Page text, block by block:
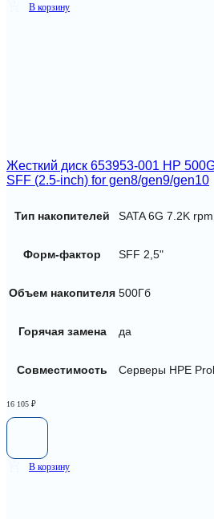
В корзину
Жесткий диск 653953-001 HP
SFF (2.5-inch) for gen8/gen9/gen10
Тип накопителей SATA 6G 7.2K rpm
Форм-фактор SFF 2,5"
Объем накопителя 500Гб
Горячая замена да
Совместимость Серверы HPE
16 105 ₽
В корзину